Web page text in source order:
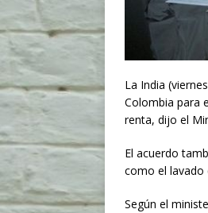
La India
Colombia para
renta, dijo el
El acuerdo
como el lavado
Según el